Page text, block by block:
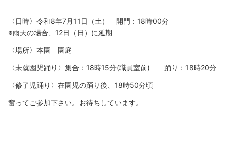
〈日時〉令和8年7月11日（土） 開門：18時00分
※雨天の場合、12日（日）に延期
〈場所〉本園 園庭
〈未就園児踊り〉集合：18時15分(職員室前) 踊り：18時20分
〈修了児踊り〉在園児の踊り後、18時50分頃
奮ってご参加下さい。お待ちしています。